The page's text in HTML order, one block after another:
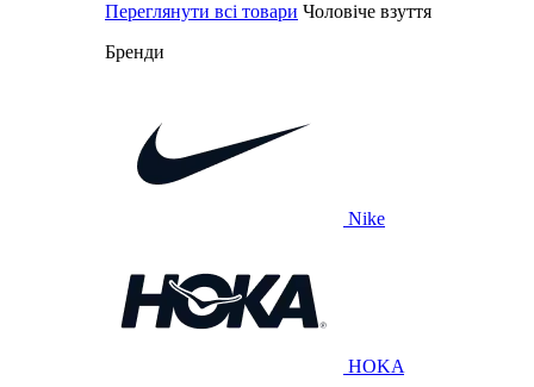
Переглянути всі товари Чоловіче взуття
Бренди
Nike
HOKA